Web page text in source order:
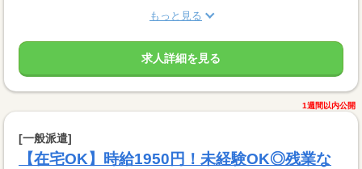
もっと見る
求人詳細を見る
1週間以内公開
[一般派遣]
【在宅OK】時給1950円！未経験OK◎残業な